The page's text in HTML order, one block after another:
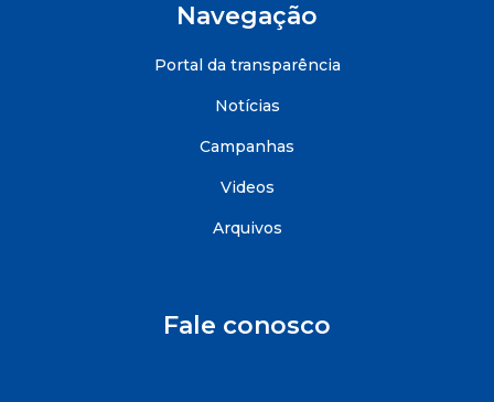
Navegação
Portal da transparência
Notícias
Campanhas
Videos
Arquivos
Fale conosco